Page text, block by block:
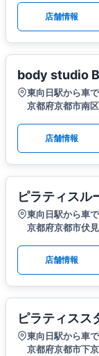
店舗情報
body studio
東向日駅から車
京都府京都市南
店舗情報
ピラティスル
東向日駅から車
京都府京都市伏
店舗情報
ピラティスス
東向日駅から車
京都府京都市下